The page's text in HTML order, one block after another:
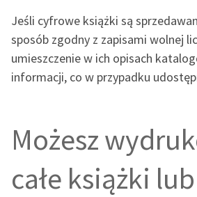
Jeśli cyfrowe książki są
sposób zgodny z zapisami wolnej
umieszczenie w ich opisach
informacji, co w przypadku
Możesz
całe książki